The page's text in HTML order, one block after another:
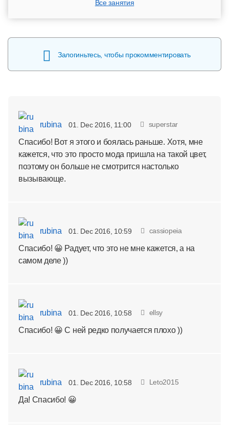
Все занятия
Залогиньтесь, чтобы прокомментировать
rubina 01. Dec 2016, 11:00 superstar
Спасибо! Вот я этого и боялась раньше. Хотя, мне
кажется, что это просто мода пришла на такой цвет,
поэтому он больше не смотрится настолько
вызывающе.
rubina 01. Dec 2016, 10:59 cassiopeia
Спасибо! 😀 Радует, что это не мне кажется, а на
самом деле ))
rubina 01. Dec 2016, 10:58 ellsy
Спасибо! 😀 С ней редко получается плохо ))
rubina 01. Dec 2016, 10:58 Leto2015
Да! Спасибо! 😀